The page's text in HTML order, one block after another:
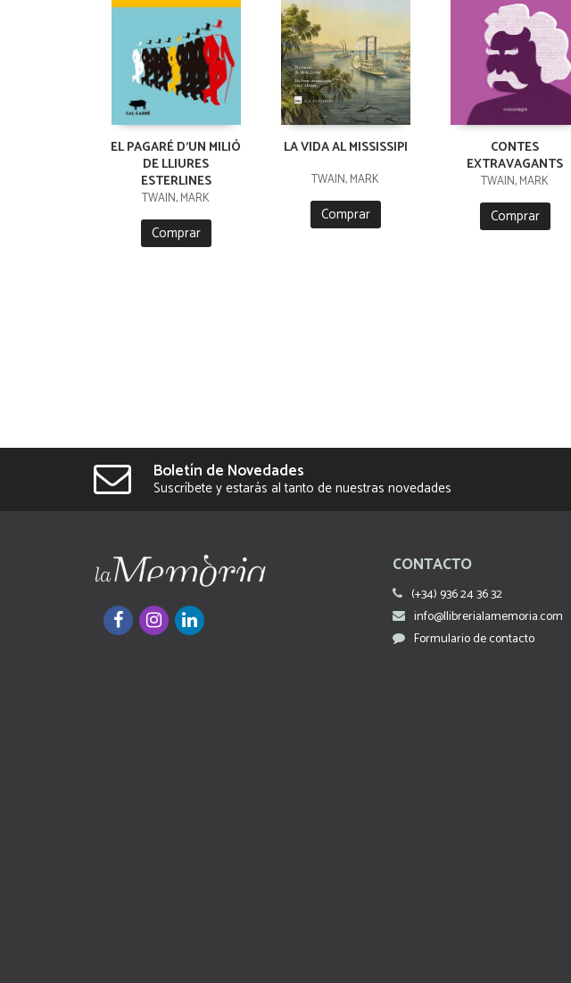
EL PAGARÉ D'UN MILIÓ
DE LLIURES
ESTERLINES
TWAIN, MARK
Comprar
LA VIDA AL MISSISSIPI
TWAIN, MARK
Comprar
CONTES
EXTRAVAGANTS
TWAIN, MARK
Comprar
Boletín de Novedades
Suscríbete y estarás al tanto de nuestras novedades
CONTACTO
(+34) 936 24 36 32
info@llibrerialamemoria.com
Formulario de contacto